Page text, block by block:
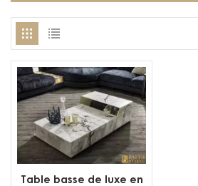
Table basse de luxe en